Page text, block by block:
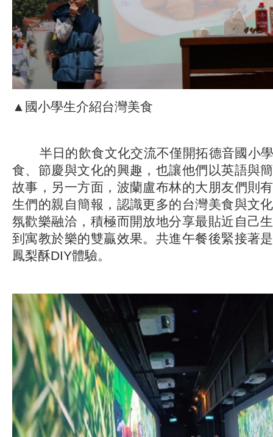
▲國小學生介紹台灣美食
半日的飲食文化交流不僅開拓德音國小學
食、節慶與文化的興趣，也讓他們以英語與
故事，另一方面，波蘭盧布林的大朋友們則
生們的親自簡報，認識更多的台灣美食與文
氛歡樂融洽，積極而開放地分享最貼近自己
到寓教於樂的雙贏效果。共進午餐後緊接著
鳳梨酥DIY體驗。